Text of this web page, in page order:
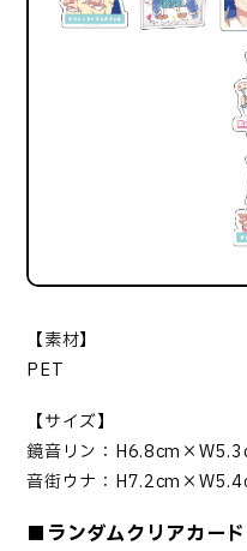
【素材】
PET
【サイズ】
鏡音リン：
音街ウナ：
■ランダムクリアカ